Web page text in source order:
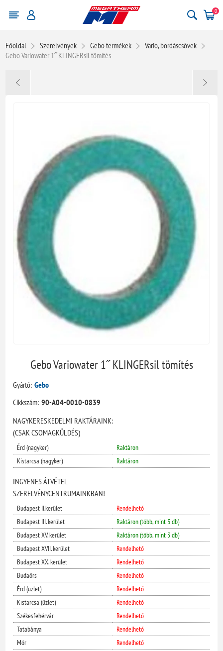
0
Főoldal Szerelvények Gebo termékek
Vario, bordáscsővek
Gebo Variowater 1˝ KLINGERsil tömítés
Gebo Variowater 1˝ KLINGERsil tömítés
Gyártó: Gebo
Cikkszám: 90-A04-0010-0839
NAGYKERESKEDELMI RAKTÁRAINK:
(CSAK CSOMAGKÜLDÉS)
Érd (nagyker)
Raktáron
Kistarcsa (nagyker)
Raktáron
INGYENES ÁTVÉTEL
SZERELVÉNYCENTRUMAINKBAN!
Budapest II.kerület
Rendelhető
Budapest III. kerület
Raktáron (több, mint 3 db)
Budapest XV. kerület
Raktáron (több, mint 3 db)
Budapest XVII. kerület
Rendelhető
Budapest XX. kerület
Rendelhető
Budaörs
Rendelhető
Érd (üzlet)
Rendelhető
Kistarcsa (üzlet)
Rendelhető
Székesfehérvár
Rendelhető
Tatabánya
Rendelhető
Mór
Rendelhető